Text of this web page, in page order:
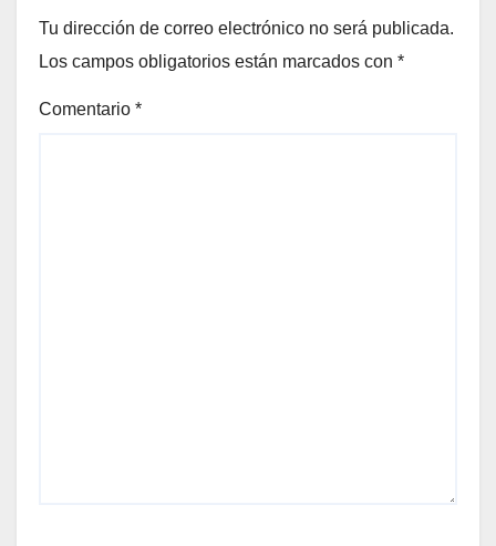
Tu dirección de correo electrónico no será publicada.
Los campos obligatorios están marcados con *
Comentario *